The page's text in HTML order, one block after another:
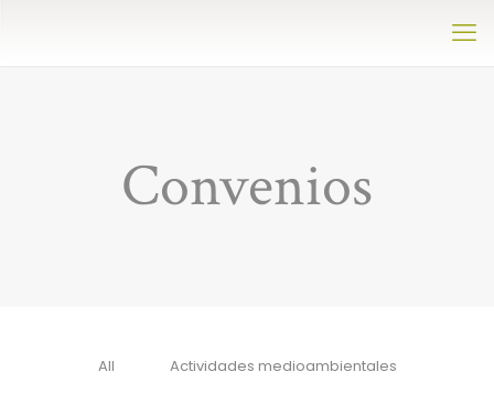
Convenios
All Actividades medioambientales